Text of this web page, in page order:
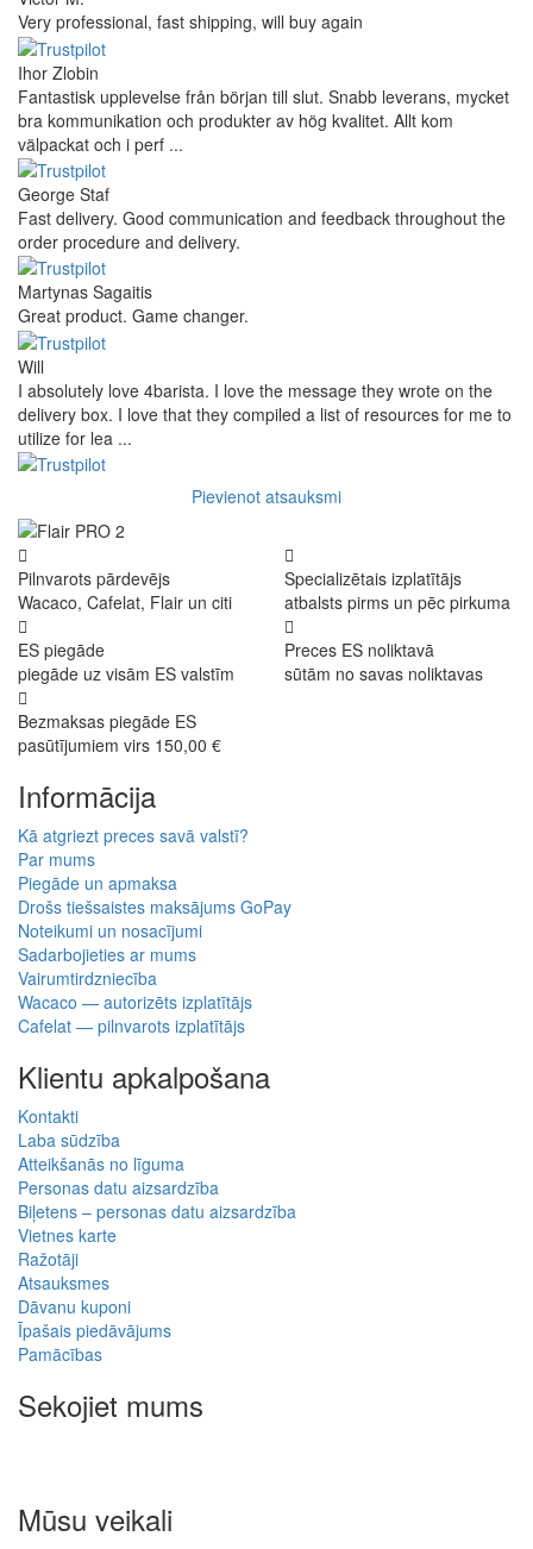
Very professional, fast shipping, will buy again
Ihor Zlobin
Fantastisk upplevelse från början till slut. Snabb leverans, mycket
bra kommunikation och produkter av hög kvalitet. Allt kom
välpackat och i perf ...
George Staf
Fast delivery. Good communication and feedback throughout the
order procedure and delivery.
Martynas Sagaitis
Great product. Game changer.
Will
I absolutely love 4barista. I love the message they wrote on the
delivery box. I love that they compiled a list of resources for me to
utilize for lea ...
Pievienot atsauksmi
Pilnvarots pārdevējs
Wacaco, Cafelat, Flair un citi
Specializētais izplatītājs
atbalsts pirms un pēc pirkuma
ES piegāde
piegāde uz visām ES valstīm
Preces ES noliktavā
sūtām no savas noliktavas
Bezmaksas piegāde ES
pasūtījumiem virs 150,00 €
Informācija
Kā atgriezt preces savā valstī?
Par mums
Piegāde un apmaksa
Drošs tiešsaistes maksājums GoPay
Noteikumi un nosacījumi
Sadarbojieties ar mums
Vairumtirdzniecība
Wacaco — autorizēts izplatītājs
Cafelat — pilnvarots izplatītājs
Klientu apkalpošana
Kontakti
Laba sūdzība
Atteikšanās no līguma
Personas datu aizsardzība
Biļetens – personas datu aizsardzība
Vietnes karte
Ražotāji
Atsauksmes
Dāvanu kuponi
Īpašais piedāvājums
Pamācības
Sekojiet mums
Mūsu veikali